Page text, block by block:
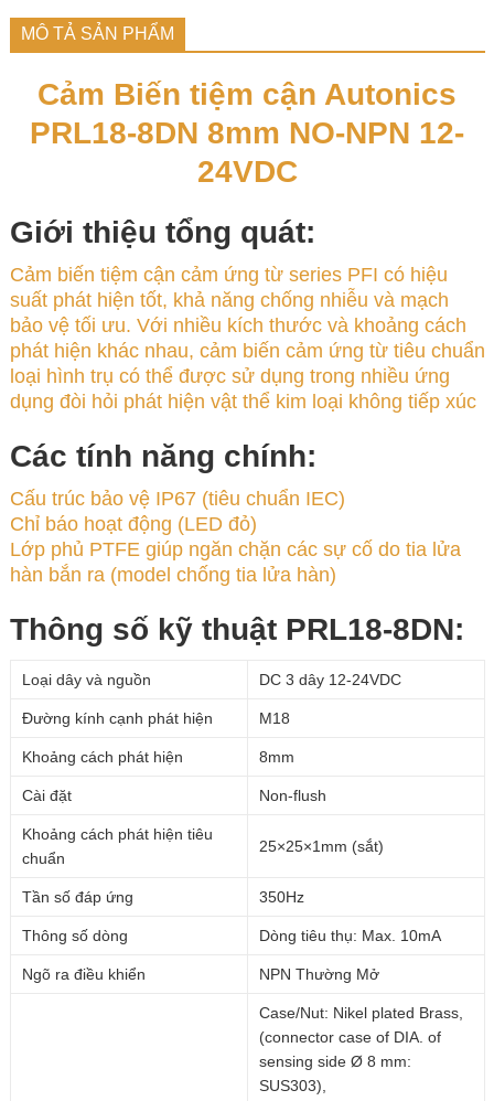
MÔ TẢ SẢN PHẨM
Cảm Biến tiệm cận Autonics
PRL18-8DN 8mm NO-NPN 12-
24VDC
Giới thiệu tổng quát:
Cảm biến tiệm cận cảm ứng từ series PFI có hiệu
suất phát hiện tốt, khả năng chống nhiễu và mạch
bảo vệ tối ưu. Với nhiều kích thước và khoảng cách
phát hiện khác nhau, cảm biến cảm ứng từ tiêu chuẩn
loại hình trụ có thể được sử dụng trong nhiều ứng
dụng đòi hỏi phát hiện vật thể kim loại không tiếp xúc
Các tính năng chính:
Cấu trúc bảo vệ IP67 (tiêu chuẩn IEC)
Chỉ báo hoạt động (LED đỏ)
Lớp phủ PTFE giúp ngăn chặn các sự cố do tia lửa
hàn bắn ra (model chống tia lửa hàn)
Thông số kỹ thuật PRL18-8DN:
Loại dây và nguồn DC 3 dây 12-24VDC
Đường kính cạnh phát hiện M18
Khoảng cách phát hiện 8mm
Cài đặt Non-flush
Khoảng cách phát hiện tiêu
chuẩn
25×25×1mm (sắt)
Tần số đáp ứng 350Hz
Thông số dòng Dòng tiêu thụ: Max. 10mA
Ngõ ra điều khiển NPN Thường Mở
Case/Nut: Nikel plated Brass,
(connector case of DIA. of
sensing side Ø 8 mm:
SUS303),